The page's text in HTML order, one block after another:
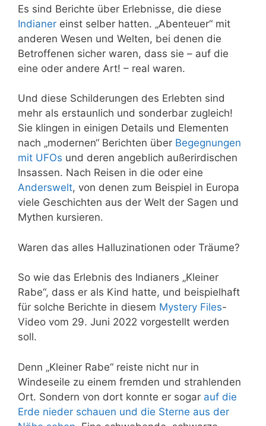
Es sind Berichte über Erlebnisse, die diese
Indianer einst selber hatten. „Abenteuer“ mit
anderen Wesen und Welten, bei denen die
Betroffenen sicher waren, dass sie – auf die
eine oder andere Art! – real waren.
Und diese Schilderungen des Erlebten sind
mehr als erstaunlich und sonderbar zugleich!
Sie klingen in einigen Details und Elementen
nach „modernen“ Berichten über Begegnungen
mit UFOs und deren angeblich außerirdischen
Insassen. Nach Reisen in die oder eine
Anderswelt, von denen zum Beispiel in Europa
viele Geschichten aus der Welt der Sagen und
Mythen kursieren.
Waren das alles Halluzinationen oder Träume?
So wie das Erlebnis des Indianers „Kleiner
Rabe“, dass er als Kind hatte, und beispielhaft
für solche Berichte in diesem Mystery Files-
Video vom 29. Juni 2022 vorgestellt werden
soll.
Denn „Kleiner Rabe“ reiste nicht nur in
Windeseile zu einem fremden und strahlenden
Ort. Sondern von dort konnte er sogar auf die
Erde nieder schauen und die Sterne aus der